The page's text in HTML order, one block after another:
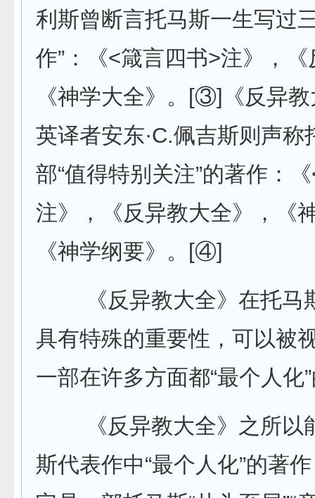
利斯曾断言托马斯一生写过
作”：《<箴言四书>注》，
《神学大全》。[③]《反异
英译者安东·C.佩吉斯则声称
部“值得特别关注”的著作：
注》，《反异教大全》，《
《神学纲要》。[④]
《反异教大全》在托马
具有特殊的重要性，可以被
一部在许多方面都“最个人
《反异教大全》之所以
斯代表作中“最个人化”的著